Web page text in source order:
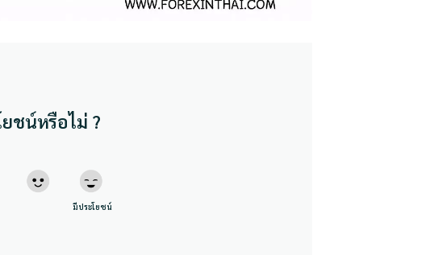
ชน์หรือไม่ ?
มีประโยชน์